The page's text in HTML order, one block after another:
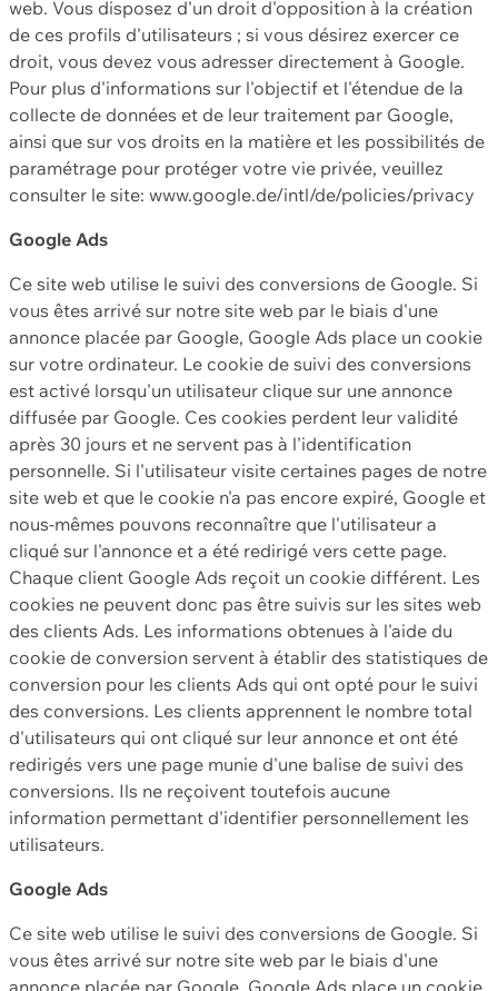
web. Vous disposez d'un droit d'opposition à la création
de ces profils d'utilisateurs ; si vous désirez exercer ce
droit, vous devez vous adresser directement à Google.
Pour plus d'informations sur l'objectif et l'étendue de la
collecte de données et de leur traitement par Google,
ainsi que sur vos droits en la matière et les possibilités de
paramétrage pour protéger votre vie privée, veuillez
consulter le site: www.google.de/intl/de/policies/privacy
Google Ads
Ce site web utilise le suivi des conversions de Google. Si
vous êtes arrivé sur notre site web par le biais d'une
annonce placée par Google, Google Ads place un cookie
sur votre ordinateur. Le cookie de suivi des conversions
est activé lorsqu'un utilisateur clique sur une annonce
diffusée par Google. Ces cookies perdent leur validité
après 30 jours et ne servent pas à l'identification
personnelle. Si l'utilisateur visite certaines pages de notre
site web et que le cookie n'a pas encore expiré, Google et
nous-mêmes pouvons reconnaître que l'utilisateur a
cliqué sur l'annonce et a été redirigé vers cette page.
Chaque client Google Ads reçoit un cookie différent. Les
cookies ne peuvent donc pas être suivis sur les sites web
des clients Ads. Les informations obtenues à l'aide du
cookie de conversion servent à établir des statistiques de
conversion pour les clients Ads qui ont opté pour le suivi
des conversions. Les clients apprennent le nombre total
d'utilisateurs qui ont cliqué sur leur annonce et ont été
redirigés vers une page munie d'une balise de suivi des
conversions. Ils ne reçoivent toutefois aucune
information permettant d'identifier personnellement les
utilisateurs.
Google Ads
Ce site web utilise le suivi des conversions de Google. Si
vous êtes arrivé sur notre site web par le biais d'une